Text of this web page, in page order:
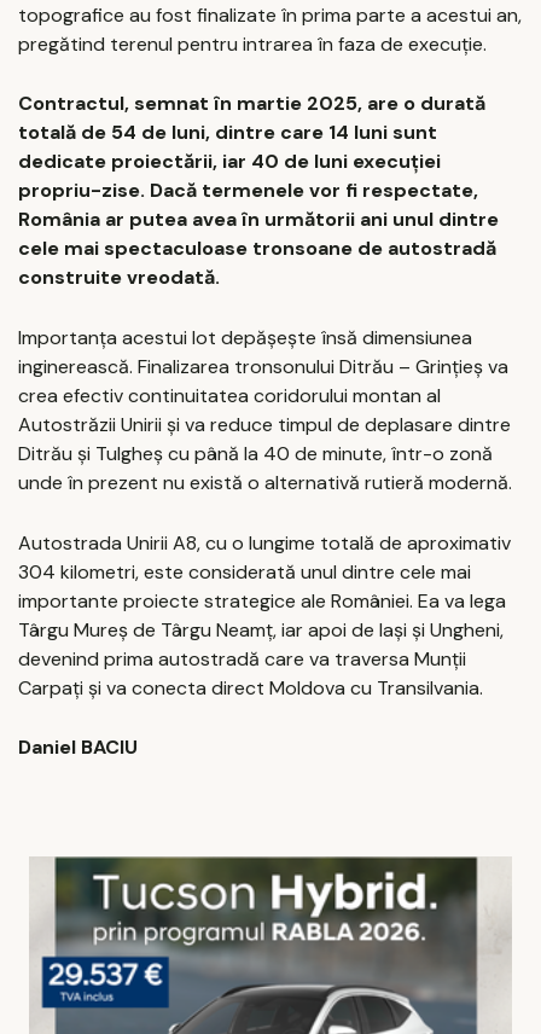
topografice au fost finalizate în prima parte a acestui an,
pregătind terenul pentru intrarea în faza de execuție.
Contractul, semnat în martie 2025, are o durată
totală de 54 de luni, dintre care 14 luni sunt
dedicate proiectării, iar 40 de luni execuției
propriu-zise. Dacă termenele vor fi respectate,
România ar putea avea în următorii ani unul dintre
cele mai spectaculoase tronsoane de autostradă
construite vreodată.
Importanța acestui lot depășește însă dimensiunea
inginerească. Finalizarea tronsonului Ditrău – Grințieș va
crea efectiv continuitatea coridorului montan al
Autostrăzii Unirii și va reduce timpul de deplasare dintre
Ditrău și Tulgheș cu până la 40 de minute, într-o zonă
unde în prezent nu există o alternativă rutieră modernă.
Autostrada Unirii A8, cu o lungime totală de aproximativ
304 kilometri, este considerată unul dintre cele mai
importante proiecte strategice ale României. Ea va lega
Târgu Mureș de Târgu Neamț, iar apoi de Iași și Ungheni,
devenind prima autostradă care va traversa Munții
Carpați și va conecta direct Moldova cu Transilvania.
Daniel BACIU